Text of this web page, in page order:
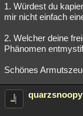
1. Würdest du
mir nicht einfach
2. Welcher deine
Phänomen
Schönes
quarzsnoopy